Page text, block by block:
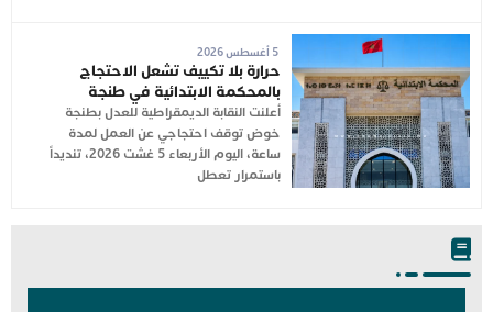
5 أغسطس 2026
حرارة بلا تكييف تشعل الاحتجاج
بالمحكمة الابتدائية في طنجة
أعلنت النقابة الديمقراطية للعدل بطنجة
خوض توقف احتجاجي عن العمل لمدة
ساعة، اليوم الأربعاء 5 غشت 2026، تنديداً
باستمرار تعطل